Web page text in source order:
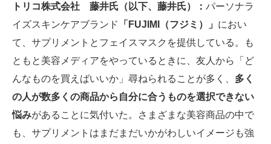
トリコ株式会社 藤井氏（以下、藤井氏）： パーソナラ
イズスキンケアブランド
「FUJIMI（フジミ）」 におい
て、サプリメントとフェイスマスクを提供している。も
ともと美容メディアをやっているときに、友人から「ど
んなものを買えばいいか」尋ねられることが多く、 多く
の人が数多くの商品から自分に合うものを選択できない
悩みがあることに気付いた。さまざまな美容商品の中で
も、サプリメントはまだまだいかがわしいイメージも強